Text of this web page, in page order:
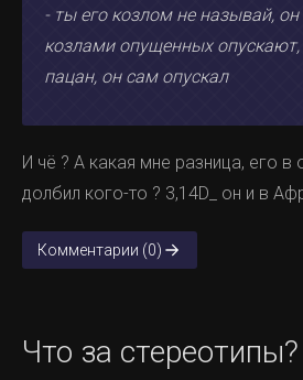
- ты его козлом не называй, он
козлами опущенных
пацан, он сам опускал
И чё ? А какая мне разница, его в
долбил кого-то ? 3,14D_ он и в
Комментарии (0)
Что за стереотипы?